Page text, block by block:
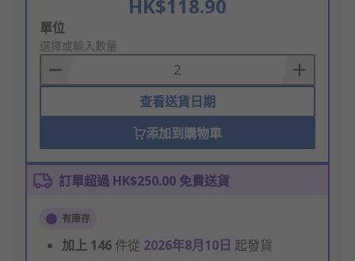
HK$118.90
Add
to
Basket
單位
選擇或輸入數量
查看送貨日期
添加到購物車
訂單超過 HK$250.00 免費送貨
有庫存
加上 146 件從 2026年8月10日 起發貨